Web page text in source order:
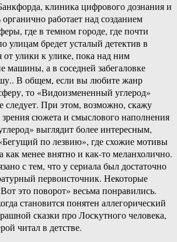
клиника цифрового дознания и
работает над созданием
где в темном городе, где почти
улицам бредет усталый детектив в
улики к улике, пока над ним
машины, а в соседней забегаловке
В общем, если вы любите жанр
то «Видоизмененный углерод»
следует. При этом, возможно, скажу
сюжета и смыслового наполнения
выглядит более интересным,
по лезвию», где схожие мотивы
менее внятно и как-то меланхолично.
с тем, что у сериала был достаточно
первоисточник. Некоторые
это поворот» весьма понравились.
становится понятен аллегорический
сказки про Лоскутного человека,
читал в детстве.